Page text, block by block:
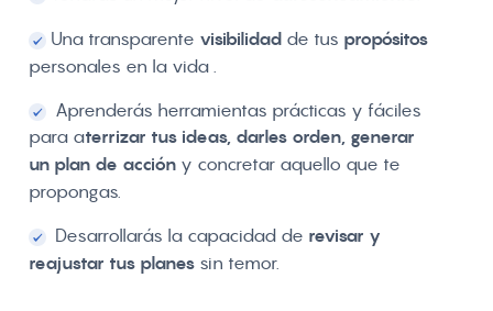
Una transparente visibilidad de tus propósitos
personales en la vida
Aprenderás herramientas prácticas y fáciles
para aterrizar tus ideas, darles orden, generar
un plan de acción y concretar aquello que te
propongas
Desarrollarás la capacidad de revisar y
reajustar tus planes sin temor.